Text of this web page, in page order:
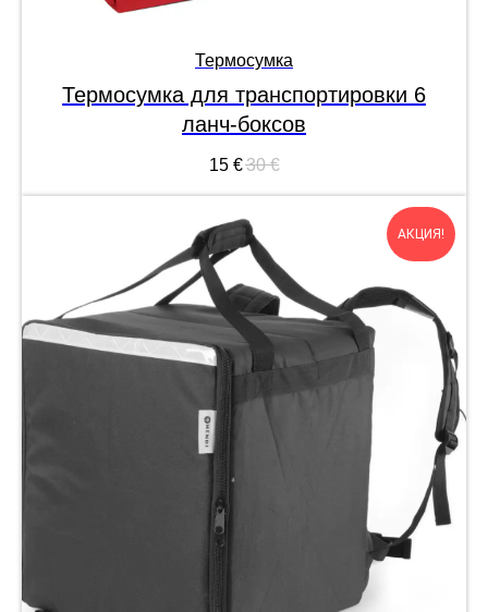
Термосумка
Термосумка для транспортировки 6
ланч-боксов
15 €30 €
АКЦИЯ!